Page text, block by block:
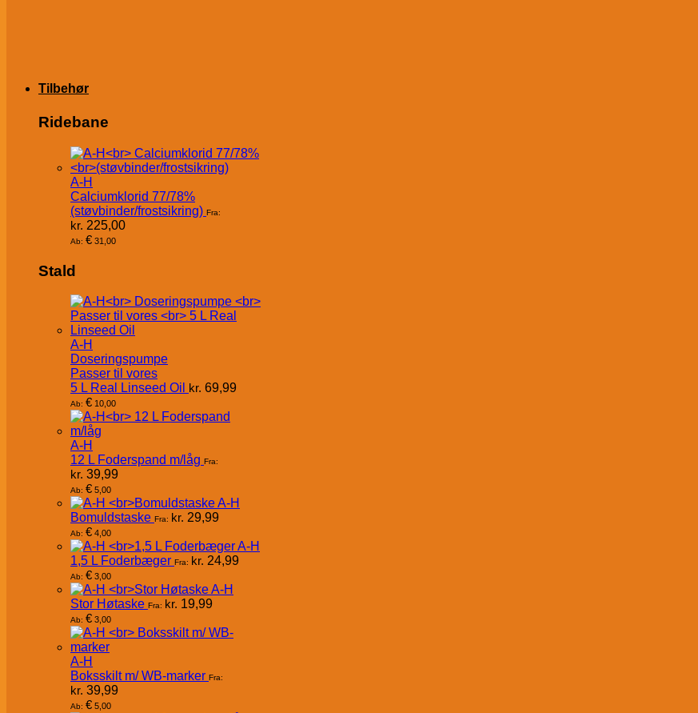
Tilbehør
Ridebane
A-H
Calciumklorid 77/78%
(støvbinder/frostsikring) Fra:
kr. 225,00
Ab: € 31,00
Stald
A-H
Doseringspumpe
Passer til vores
5 L Real Linseed Oil kr. 69,99
Ab: € 10,00
A-H
12 L Foderspand m/låg Fra:
kr. 39,99
Ab: € 5,00
A-H
Bomuldstaske Fra: kr. 29,99
Ab: € 4,00
A-H
1,5 L Foderbæger Fra: kr. 24,99
Ab: € 3,00
A-H
Stor Høtaske Fra: kr. 19,99
Ab: € 3,00
A-H
Boksskilt m/ WB-marker Fra:
kr. 39,99
Ab: € 5,00